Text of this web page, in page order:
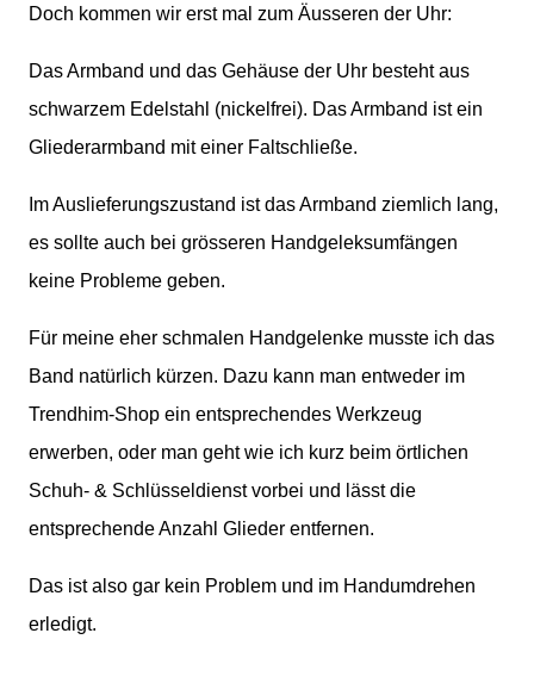
Doch kommen wir erst mal zum Äusseren der Uhr:
Das Armband und das Gehäuse der Uhr besteht aus
schwarzem Edelstahl (nickelfrei). Das Armband ist ein
Gliederarmband mit einer Faltschließe.
Im Auslieferungszustand ist das Armband ziemlich lang,
es sollte auch bei grösseren Handgeleksumfängen
keine Probleme geben.
Für meine eher schmalen Handgelenke musste ich das
Band natürlich kürzen. Dazu kann man entweder im
Trendhim-Shop ein entsprechendes Werkzeug
erwerben, oder man geht wie ich kurz beim örtlichen
Schuh- & Schlüsseldienst vorbei und lässt die
entsprechende Anzahl Glieder entfernen.
Das ist also gar kein Problem und im Handumdrehen
erledigt.